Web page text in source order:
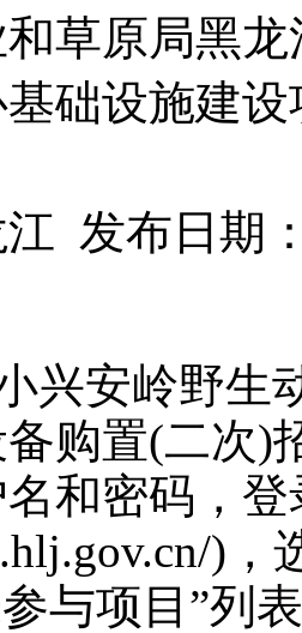
草原局黑
础设施建
发布日期
兴安岭野生
购置(二次)
和密码，
)，
与项目”列